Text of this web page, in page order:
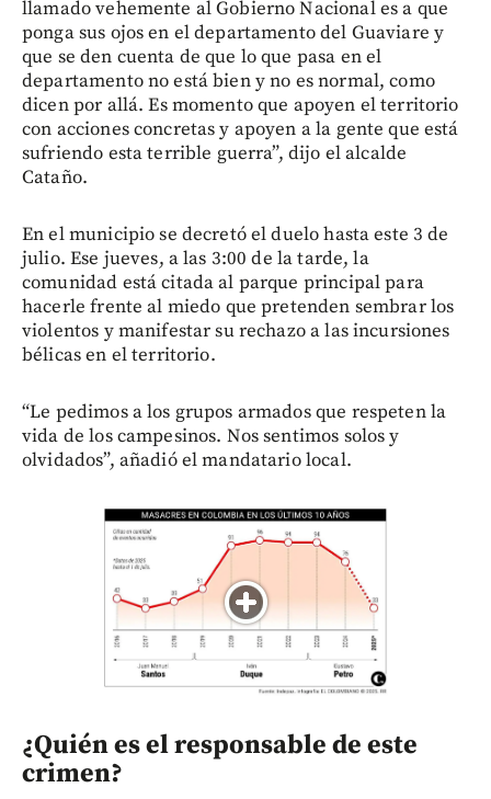
llamado vehemente al Gobierno Nacional es a que
ponga sus ojos en el departamento del Guaviare y
que se den cuenta de que lo que pasa en el
departamento no está bien y no es normal, como
dicen por allá. Es momento que apoyen el territorio
con acciones concretas y apoyen a la gente que está
sufriendo esta terrible guerra”, dijo el alcalde
Cataño.
En el municipio se decretó el duelo hasta este 3 de
julio. Ese jueves, a las 3:00 de la tarde, la
comunidad está citada al parque principal para
hacerle frente al miedo que pretenden sembrar los
violentos y manifestar su rechazo a las incursiones
bélicas en el territorio.
“Le pedimos a los grupos armados que respeten la
vida de los campesinos. Nos sentimos solos y
olvidados”, añadió el mandatario local.
¿Quién es el responsable de este
crimen?